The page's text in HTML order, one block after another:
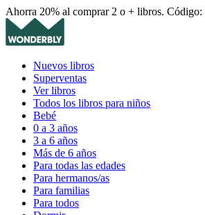
Ahorra 20% al comprar 2 o + libros. Código:
Nuevos libros
Superventas
Ver libros
Todos los libros para niños
Bebé
0 a 3 años
3 a 6 años
Más de 6 años
Para todas las edades
Para hermanos/as
Para familias
Para todos